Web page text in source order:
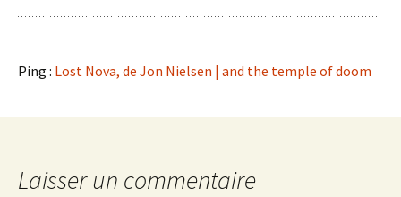
Ping : Lost Nova, de Jon Nielsen | and the temple of doom
Laisser un commentaire